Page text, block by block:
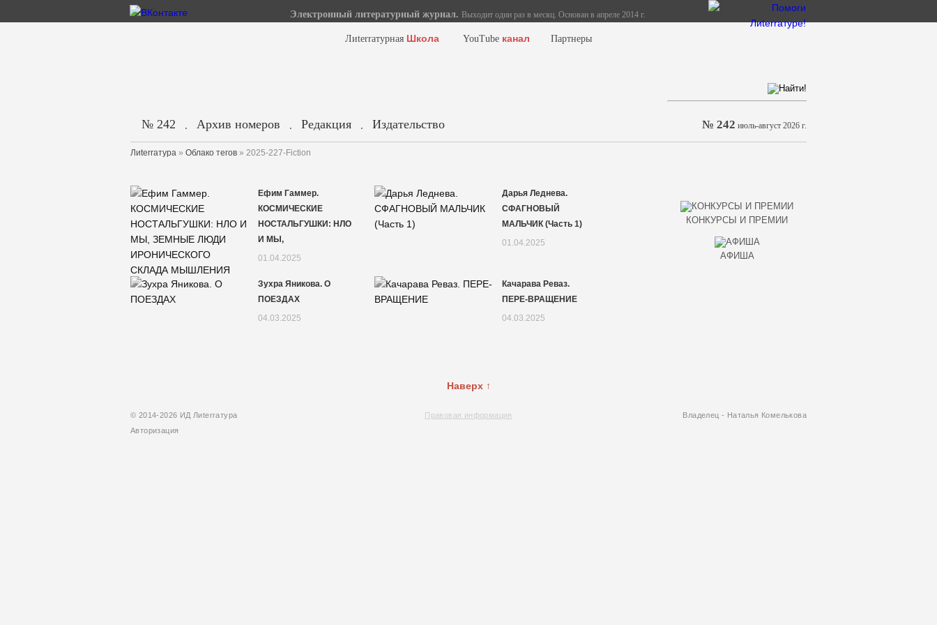
Электронный литературный журнал. Выходит один раз в месяц. Основан в апреле 2014 г.
Лиterraтурная Школа YouTube канал Партнеры
№ 242 . Архив номеров . Редакция . Издательство № 242 июль-август 2026 г.
Лиterraтура » Облако тегов » 2025-227-Fiction
Ефим Гаммер.
КОСМИЧЕСКИЕ
НОСТАЛЬГУШКИ: НЛО
И МЫ,
01.04.2025
Дарья Леднева.
СФАГНОВЫЙ
МАЛЬЧИК (Часть 1)
01.04.2025
Зухра Яникова. О
ПОЕЗДАХ
04.03.2025
Качарава Реваз.
ПЕРЕ-ВРАЩЕНИЕ
04.03.2025
КОНКУРСЫ И ПРЕМИИ
АФИША
Наверх ↑
© 2014-2026 ИД Лиterraтура Правовая информация
Владелец - Наталья Комелькова
Авторизация